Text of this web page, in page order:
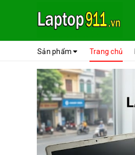
Sản phẩm Trang chủ